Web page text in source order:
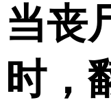
当丧
时，